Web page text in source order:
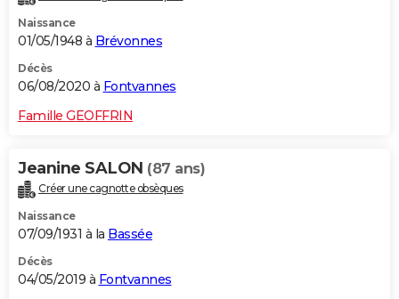
Dictionnaire
Biographies
Citations
Expressions
Proverbes
PROGRAMME TV
S'inscrire
Se connecter
Lycées
Collèges
Primaires
Universités
Entreprises
Service militaire
Avis de recherche
AVIS DE DÉCÈS
FORUM
Bricolage
Television
Naissance
01/05/1948 à Brévonnes
Décès
06/08/2020 à Fontvannes
Famille GEOFFRIN
Jeanine SALON (87 ans)
Créer une cagnotte obsèques
Naissance
07/09/1931 à la Bassée
Décès
04/05/2019 à Fontvannes